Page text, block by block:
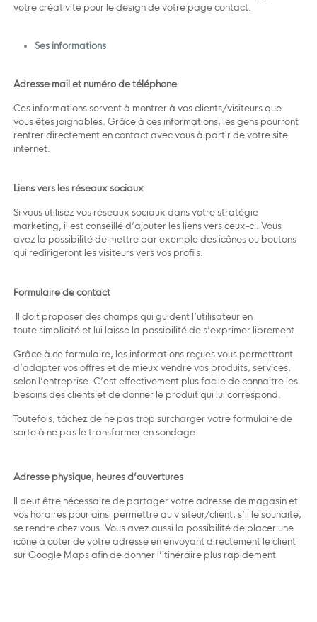
votre créativité pour le design de votre page contact.
Ses informations
Adresse mail et numéro de téléphone
Ces informations servent à montrer à vos clients/visiteurs que
vous êtes joignables. Grâce à ces informations, les gens pourront
rentrer directement en contact avec vous à partir de votre site
internet.
Liens vers les réseaux sociaux
Si vous utilisez vos réseaux sociaux dans votre stratégie
marketing, il est conseillé d’ajouter les liens vers ceux-ci. Vous
avez la possibilité de mettre par exemple des icônes ou boutons
qui redirigeront les visiteurs vers vos profils.
Formulaire de contact
Il doit proposer des champs qui guident l’utilisateur en
toute simplicité et lui laisse la possibilité de s’exprimer librement.
Grâce à ce formulaire, les informations reçues vous permettront
d’adapter vos offres et de mieux vendre vos produits, services,
selon l’entreprise. C’est effectivement plus facile de connaitre les
besoins des clients et de donner le produit qui lui correspond.
Toutefois, tâchez de ne pas trop surcharger votre formulaire de
sorte à ne pas le transformer en sondage.
Adresse physique, heures d’ouvertures
Il peut être nécessaire de partager votre adresse de magasin et
vos horaires pour ainsi permettre au visiteur/client, s’il le souhaite,
se rendre chez vous. Vous avez aussi la possibilité de placer une
icône à coter de votre adresse en envoyant directement le client
sur Google Maps afin de donner l’itinéraire plus rapidement